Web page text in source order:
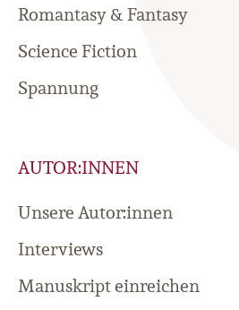
Romantasy & Fantasy
Science Fiction
Spannung
AUTOR:INNEN
Unsere Autor:innen
Interviews
Manuskript einreichen